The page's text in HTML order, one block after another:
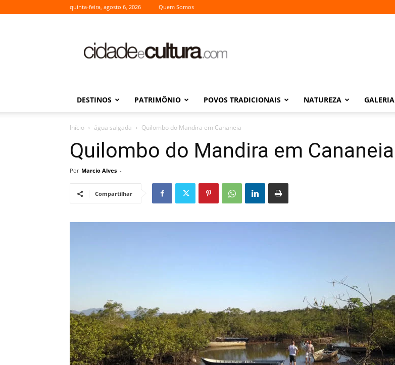
quinta-feira, agosto 6, 2026 Quem Somos
Cultura
DESTINOS PATRIMÔNIO POVOS TRADICIONAIS NATUREZA GALERIA
Início água salgada Quilombo do Mandira em Cananeia
Quilombo do Mandira em Cananeia
Por Marcio Alves -
Compartilhar